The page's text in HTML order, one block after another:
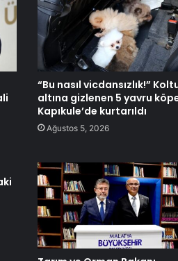
“Bu nasıl vicdansızlık!”
altına gizlenen 5 yavru
Kapıkule’de kurtarıldı
Ağustos 5, 2026